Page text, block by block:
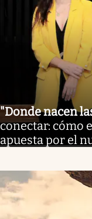
"Donde nacen
conectar: cómo
apuesta por el